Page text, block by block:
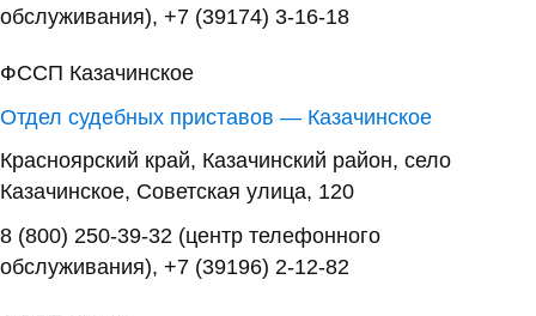
обслуживания), +7 (39174) 3-16-18
ФССП Казачинское
Отдел судебных приставов — Казачинское
Красноярский край, Казачинский район, село
Казачинское, Советская улица, 120
8 (800) 250-39-32 (центр телефонного
обслуживания), +7 (39196) 2-12-82